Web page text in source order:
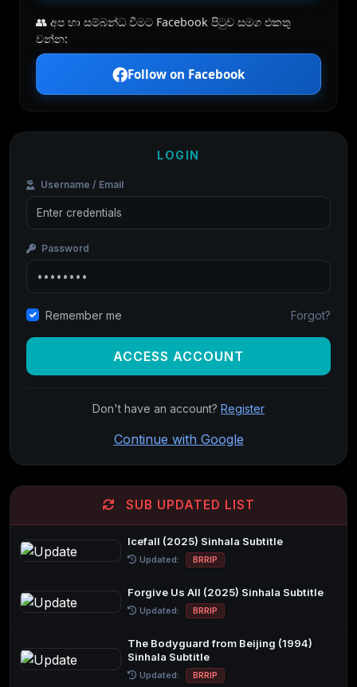
👥 අප හා සම්බන්ධ වීමට Facebook පිටුව සමග එකතු
වන්න:
Follow on Facebook
LOGIN
Username / Email
Password
Remember me Forgot?
ACCESS ACCOUNT
Don't have an account? Register
Continue with Google
SUB UPDATED LIST
Icefall (2025) Sinhala Subtitle
Updated: BRRIP
Forgive Us All (2025) Sinhala Subtitle
Updated: BRRIP
The Bodyguard from Beijing (1994)
Sinhala Subtitle
Updated: BRRIP